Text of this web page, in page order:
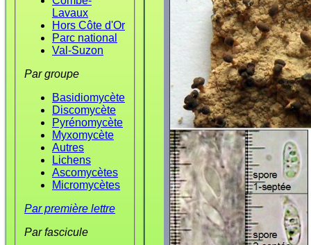
Lavaux
Hors Côte d'Or
Parc national
Val-Suzon
Par groupe
Basidiomycète
Discomycète
Pyrénomycète
Myxomycète
Autres
Lichens
Ascomycètes
Micromycètes
Par première lettre
Par fascicule